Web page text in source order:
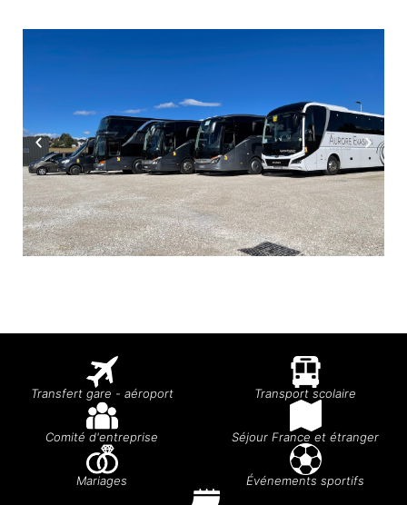
Transfert gare - aéroport Transport scolaire
Comité d'entreprise Séjour France et étranger
Mariages Événements sportifs